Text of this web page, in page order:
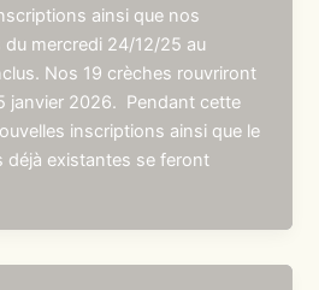
ainsi que nos
mercredi 24/12/25 au
Nos 19 crèches rouvriront
janvier 2026. Pendant cette
inscriptions ainsi que le
déjà existantes se feront